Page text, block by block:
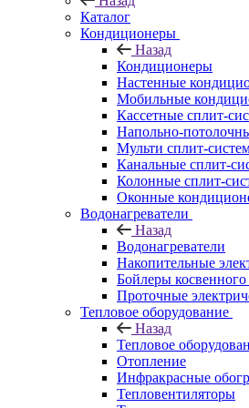
Каталог
Кондиционеры
Назад
Кондиционеры
Настенные
Мобильные
Кассетные сплит-
Напольно-
Мульти сплит-
Канальные сплит-
Колонные сплит-
Оконные
Водонагреватели
Назад
Водонагреватели
Накопительные
Бойлеры косвенного
Проточные
Тепловое оборудование
Назад
Тепловое
Отопление
Инфракрасные
Тепловентиляторы